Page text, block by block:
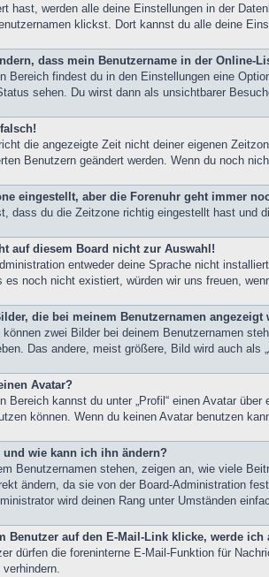
hast, werden alle deine Einstellungen in der
klickst. Dort kannst du alle deine
dass mein Benutzername in der Online-
Bereich findest du in den Einstellungen eine
sehen. Du wirst dann als unsichtbarer
die angezeigte Zeit nicht deiner eigenen
Benutzern geändert werden. Wenn du noch
eingestellt, aber die Forenuhr geht immer
dass du die Zeitzone richtig eingestellt hast und
auf diesem Board nicht zur Auswahl!
entweder deine Sprache nicht
es noch nicht existiert, würden wir uns freuen,
die bei meinem Benutzernamen angezeigt
können zwei Bilder bei deinem Benutzernamen
Das andere, meist größere, Bild wird auch
Avatar?
Bereich kannst du unter „Profil“ einen Avatar
können. Wenn du keinen Avatar benutzen
und wie kann ich ihn ändern?
Benutzernamen stehen, zeigen an, wie viele
ändern, da sie von der Board-Administration
wird deinen Rang unter Umständen
Benutzer auf den E-Mail-Link klicke, werde
dürfen die foreninterne E-Mail-Funktion für